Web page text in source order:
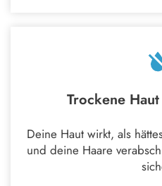
Trockene
Deine Haut wirkt, als
und deine Haare